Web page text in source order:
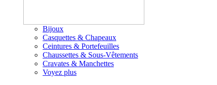
Bijoux
Casquettes & Chapeaux
Ceintures & Portefeuilles
Chaussettes & Sous-Vêtements
Cravates & Manchettes
Voyez plus